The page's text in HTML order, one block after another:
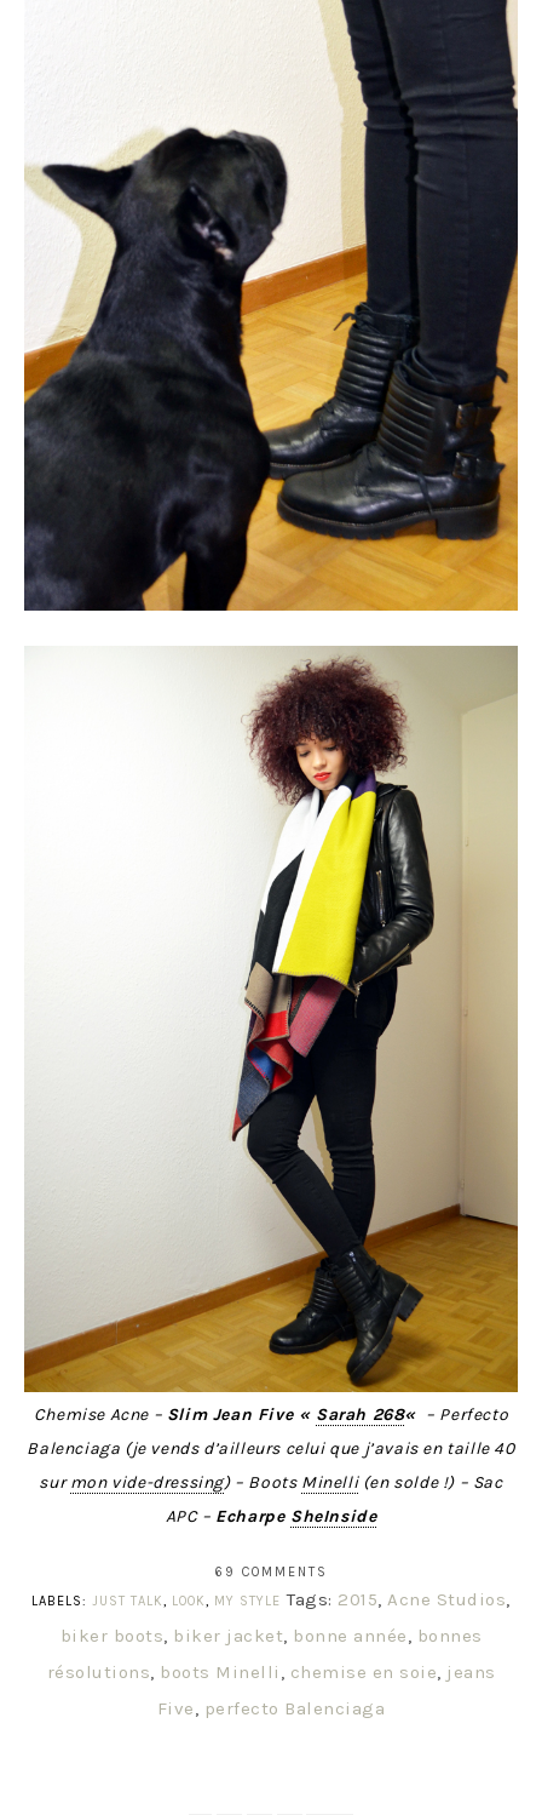
Chemise Acne – Slim Jean Five « Sarah 268« – Perfecto
Balenciaga (je vends d’ailleurs celui que j’avais en taille 40
surmon vide-dressing) – Boots Minelli(en solde !) – Sac
APC – Echarpe SheInside
69 COMMENTS
LABELS:
JUST TALK LOOK MY STYLE Tags: 2015 Acne Studios
biker boots
biker jacket bonne année
bonnes
résolutions
boots Minelli chemise en soie
jeans
Five
perfecto Balenciaga